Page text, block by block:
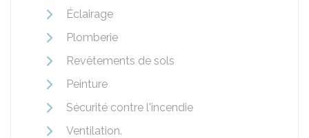
Éclairage
Plomberie
Revêtements de sols
Peinture
Sécurité contre l'incendie
Ventilation.